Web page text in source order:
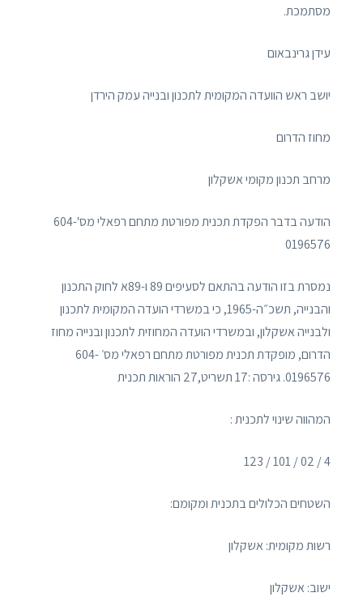
מסתמכת.
עידן גרינבאום
יושב ראש הוועדה המקומית לתכנון ובנייה עמק הירדן
מחוז הדרום
מרחב תכנון מקומי אשקלון
הודעה בדבר הפקדת תכנית מפורטת מתחם רפאלי מס'604-
0196576
נמסרת בזו הודעה בהתאם לסעיפים 89 ו-89א לחוק התכנון
והבנייה, תשכ״ה-1965, כי במשרדי הועדה המקומית לתכנון
ולבנייה אשקלון, ובמשרדי הועדה המחוזית לתכנון ובנייה מחוז
הדרום, מופקדת תכנית מפורטת מתחם רפאלי מס׳ 604-
0196576. גירסה :17 תשריט,27 הוראות תכנית
המהווה שינוי לתכנית :
4 / 02 / 101 / 123
השטחים הכלולים בתכנית ומקומם:
רשות מקומית: אשקלון
ישוב: אשקלון